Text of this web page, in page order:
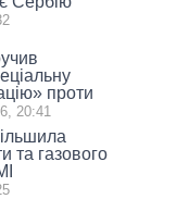
проти
20:41
та газового